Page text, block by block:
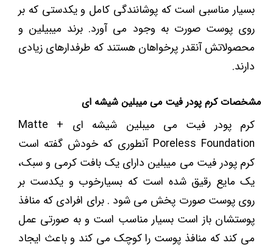
بسیار مناسبی است که پوشانندگی کامل و یکدستی که بر
روی پوست صورت به وجود می آورد. برند میبیلین و
محصولاتش آنقدر پرخواهان هستند که طرفدارهای زیادی
دارند.
مشخصات کرم پودر فیت می میبلین شیشه ای
کرم پودر فیت می میبلین شیشه ای Matte +
Poreless Foundation آنطوری که خودش گفته است
کرم پودر فیت می میبلین دارای یک بافت کرمی و سبک،
یک مایع رقیق شده است که بسیارخوب و یکدست بر
روی پوست صورت پخش می شود . برای افرادی که منافذ
پوستشان باز است بسیار مناسب است و به صورتی عمل
می کند که منافذ پوست را کوچک می کند و باعث ایجاد